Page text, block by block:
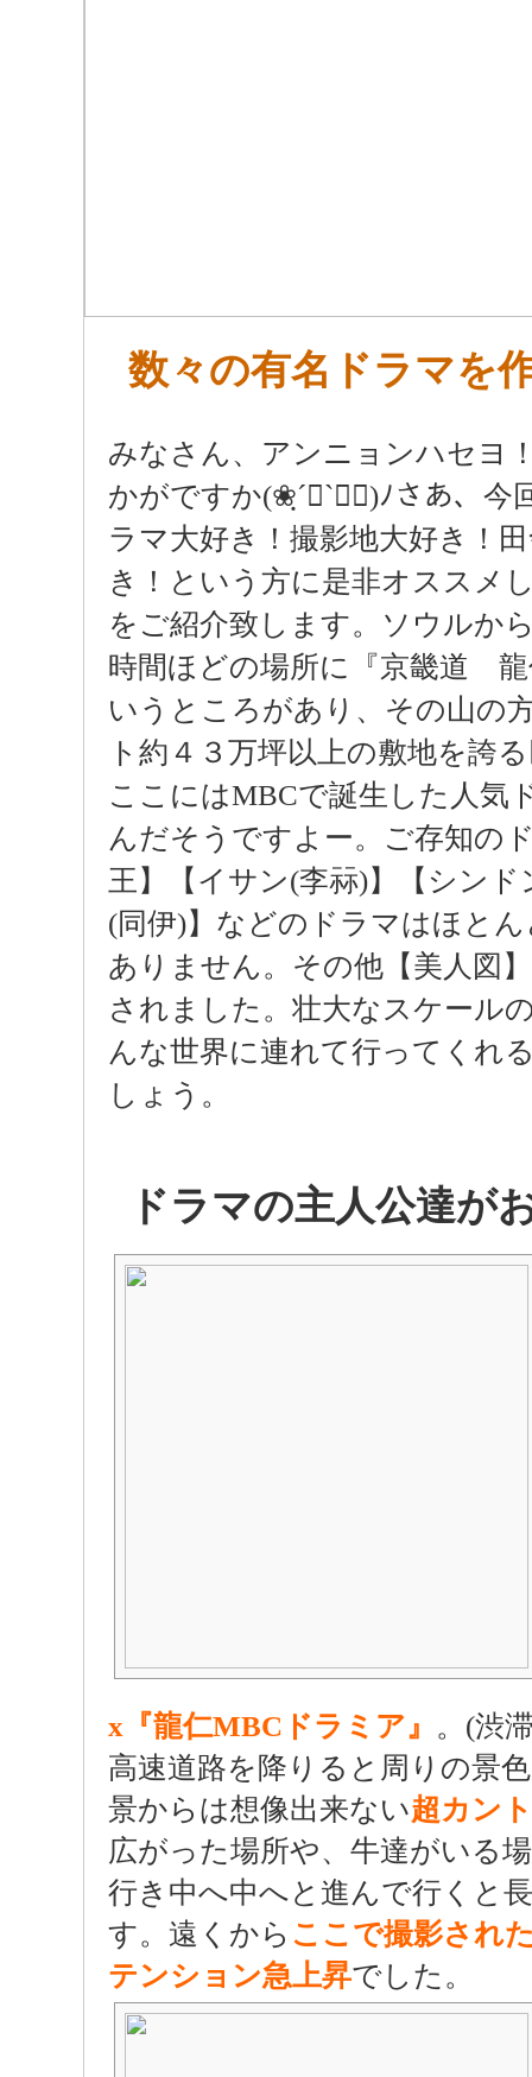
数々の有名ドラマを
みなさん、アンニョンハセヨ
かがですか(❀ฺ´∀`❀ฺ)ﾉさあ、今
ラマ大好き！撮影地大好き！
き！という方に是非オススメ
をご紹介致します。ソウルか
時間ほどの場所に『京畿道 龍
いうところがあり、その山の
ト約４３万坪以上の敷地を誇
ここにはMBCで誕生した人気
んだそうですよー。ご存知の
王】【イサン(李祘)】【シン
(同伊)】などのドラマはほと
ありません。その他【美人図
されました。壮大なスケール
んな世界に連れて行ってくれ
しょう。
ドラマの主人公達が
x『龍仁MBCドラミア』 。 (渋
高速道路を降りると周りの景
景からは想像出来ない超カン
広がった場所や、牛達がいる
行き中へ中へと進んで行くと
す。遠くから ここで撮影され
テンション急上昇でした。